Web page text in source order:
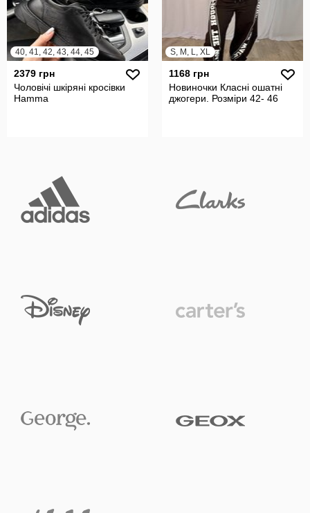
40, 41, 42, 43, 44, 45
2379 грн
Чоловічі шкіряні кросівки
Hamma
S, M, L, XL
1168 грн
Новиночки Класні ошатні
джогери. Розміри 42- 46